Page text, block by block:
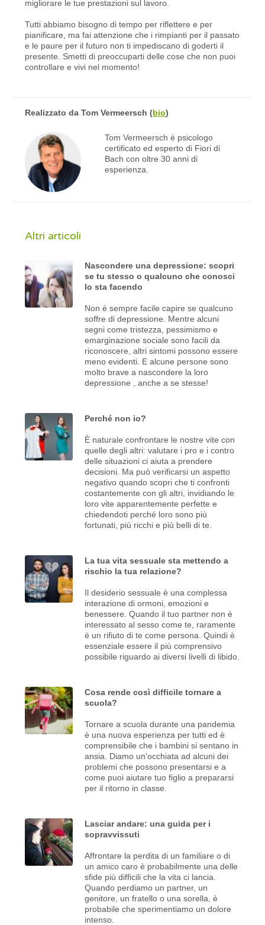
migliorare le tue prestazioni sul lavoro.
Tutti abbiamo bisogno di tempo per riflettere e per
pianificare, ma fai attenzione che i rimpianti per il passato
e le paure per il futuro non ti impediscano di goderti il ​​
presente. Smetti di preoccuparti delle cose che non puoi
controllare e vivi nel momento!
Realizzato daTom Vermeersch (bio)
Tom Vermeersch è psicologo
certificato ed esperto di Fiori di
Bach con oltre 30 anni di
esperienza.
Altri articoli
Nascondere una depressione: scopri
se tu stesso o qualcuno che conosci
lo sta facendo
Non è sempre facile capire se qualcuno
soffre di depressione. Mentre alcuni
segni come tristezza, pessimismo e
emarginazione sociale sono facili da
riconoscere, altri sintomi possono essere
meno evidenti. E alcune persone sono
molto brave a nascondere la loro
depressione , anche a se stesse!
Perché non io?
È naturale confrontare le nostre vite con
quelle degli altri: valutare i pro e i contro
delle situazioni ci aiuta a prendere
decisioni. Ma può verificarsi un aspetto
negativo quando scopri che ti confronti
costantemente con gli altri, invidiando le
loro vite apparentemente perfette e
chiedendoti perché loro sono più
fortunati, più ricchi e più belli di te.
La tua vita sessuale sta mettendo a
rischio la tua relazione?
Il desiderio sessuale è una complessa
interazione di ormoni, emozioni e
benessere. Quando il tuo partner non è
interessato al sesso come te, raramente
è un rifiuto di te come persona. Quindi è
essenziale essere il più comprensivo
possibile riguardo ai diversi livelli di libido.
Cosa rende così difficile tornare a
scuola?
Tornare a scuola durante una pandemia
è una nuova esperienza per tutti ed è
comprensibile che i bambini si sentano in
ansia. Diamo un'occhiata ad alcuni dei
problemi che possono presentarsi e a
come puoi aiutare tuo figlio a prepararsi
per il ritorno in classe.
Lasciar andare: una guida per i
sopravvissuti
Affrontare la perdita di un familiare o di
un amico caro è probabilmente una delle
sfide più difficili che la vita ci lancia.
Quando perdiamo un partner, un
genitore, un fratello o una sorella, è
probabile che sperimentiamo un dolore
intenso.